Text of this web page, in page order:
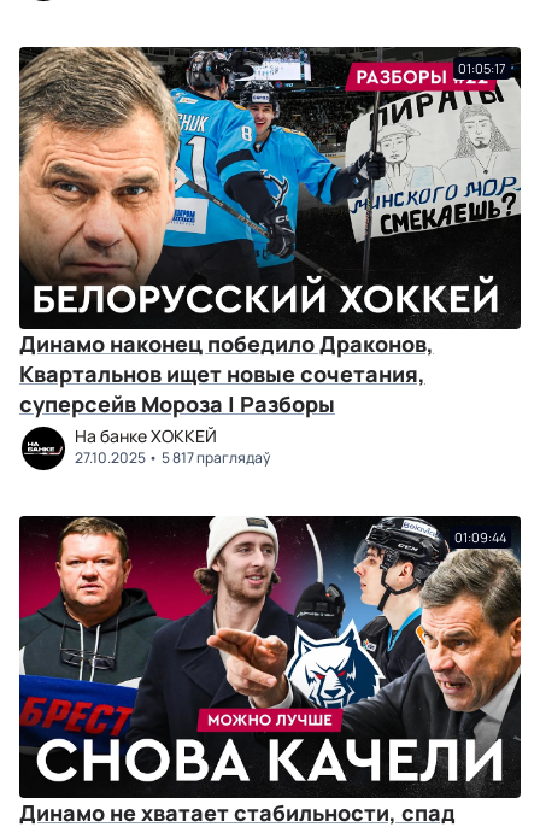
01:05:17
Динамо наконец победило Драконов,
Квартальнов ищет новые сочетания,
суперсейв Мороза | Разборы
На банке ХОККЕЙ
27.10.2025 5 817 праглядаў
01:09:44
Динамо не хватает стабильности, спад